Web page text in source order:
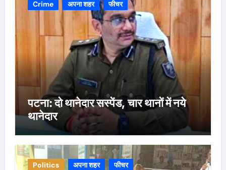
Crime अपना शहर फीचर
पटना: दो थानेदार सस्पेंड, चार थानों में नये
थानेदार
Politics अपना शहर फीचर